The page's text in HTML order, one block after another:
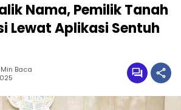
Nama, Pemilik Tanah
Lewat Aplikasi Sentuh
Baca